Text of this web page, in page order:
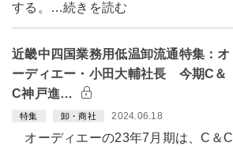
する。…続きを読む
近畿中四国業務用低温卸流通特集：オ
ーディエー・小田大輔社長 今期C＆
C神戸進…
特集 卸・商社 2024.06.18
オーディエーの23年7月期は、C＆C